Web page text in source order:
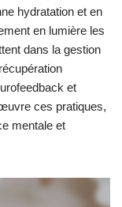
hydratation et en
en lumière les
dans la gestion
et
ces pratiques,
mentale et